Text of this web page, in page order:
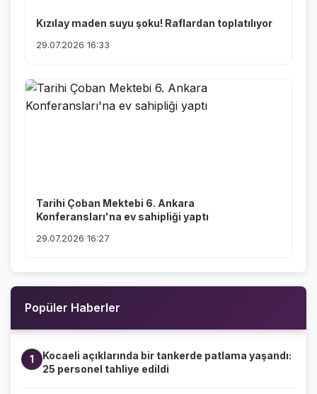
Kızılay maden suyu şoku! Raflardan toplatılıyor
29.07.2026 16:33
Tarihi Çoban Mektebi 6. Ankara
Konferansları'na ev sahipliği yaptı
29.07.2026 16:27
Popüler Haberler
1
Kocaeli açıklarında bir tankerde patlama yaşandı:
25 personel tahliye edildi